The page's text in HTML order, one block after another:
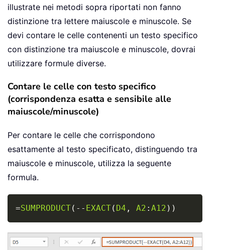
illustrate nei metodi sopra riportati non fanno
distinzione tra lettere maiuscole e minuscole. Se
devi contare le celle contenenti un testo specifico
con distinzione tra maiuscole e minuscole, dovrai
utilizzare formule diverse.
Contare le celle con testo specifico
(corrispondenza esatta e sensibile alle
maiuscole/minuscole)
Per contare le celle che corrispondono
esattamente al testo specificato, distinguendo tra
maiuscole e minuscole, utilizza la seguente
formula.
=SUMPRODUCT( - - EXACT( D4 , A2 : A12 ) )
Copy